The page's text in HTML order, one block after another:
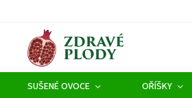
SUŠENÉ OVOCE OŘÍŠKY